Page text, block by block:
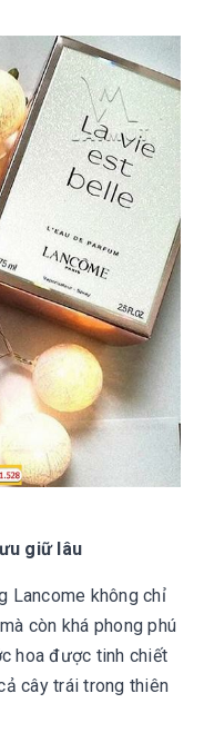
giữ lâu
Lancome không chỉ
còn khá phong phú
hoa được tinh chiết
cây trái trong thiên